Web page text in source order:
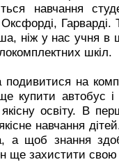
навчання
Гарварді.
ніж у нас учня в
шкіл.
подивитися на
купити автобус
освіту. В
навчання
а щоб знання
ще захистити